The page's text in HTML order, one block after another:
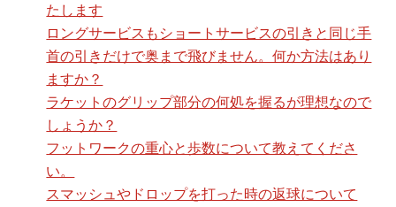
たします
ロングサービスもショートサービスの引きと同じ手
首の引きだけで奥まで飛びません。何か方法はあり
ますか？
ラケットのグリップ部分の何処を握るが理想なので
しょうか？
フットワークの重心と歩数について教えてくださ
い。
スマッシュやドロップを打った時の返球について